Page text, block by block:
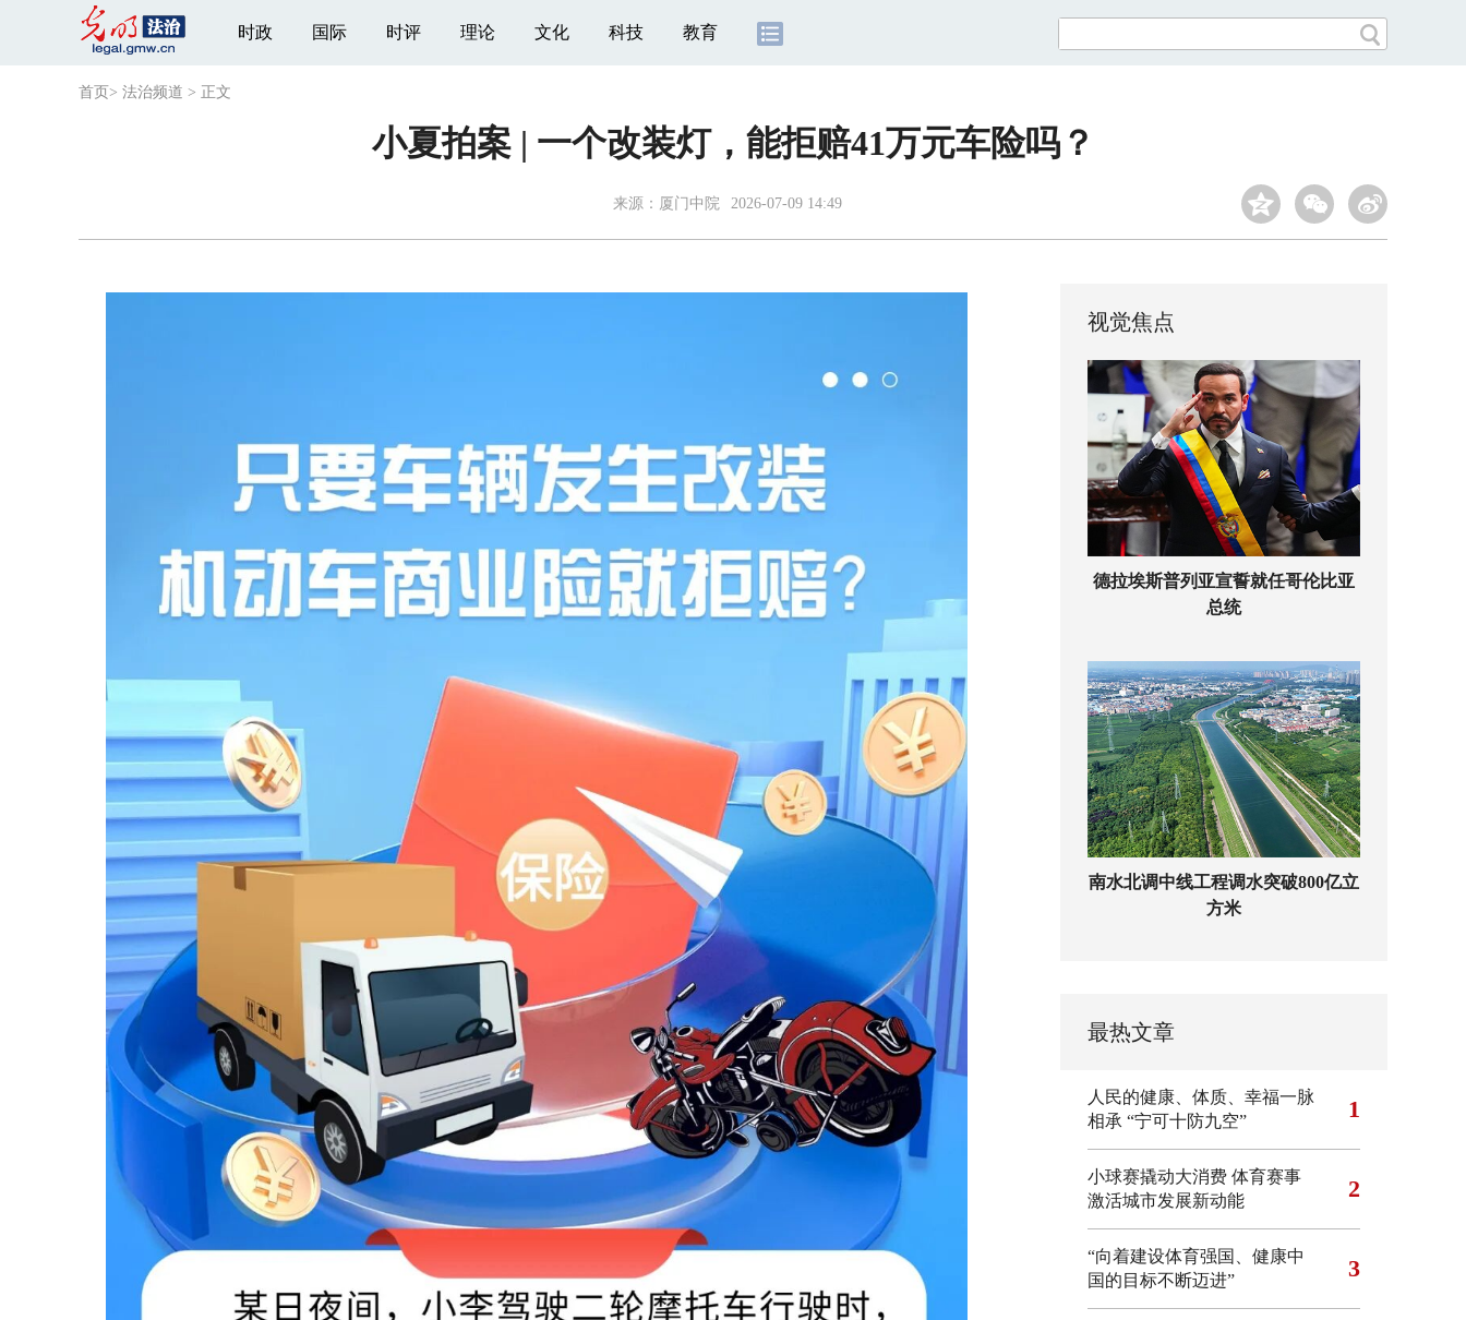
时政 国际 时评 理论 文化 科技 教育
首页 > 法治频道 > 正文
小夏拍案 | 一个改装灯，能拒赔41万元车险吗？
来源： 厦门中院 2026-07-09 14:49
视觉焦点
德拉埃斯普列亚宣誓就任哥伦比亚
总统
南水北调中线工程调水突破800亿立
方米
最热文章
人民的健康、体质、幸福一脉
相承 “宁可十防九空” 1
小球赛撬动大消费 体育赛事
激活城市发展新动能
2
“向着建设体育强国、健康中
国的目标不断迈进”
3